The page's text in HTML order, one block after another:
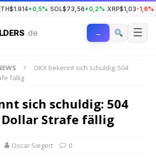
$1.914+0,5% SOL$73,56+0,2% XRP$1,03-1,6%
.de → ☰
OKX bekennt sich schuldig: 504
fällig
sich schuldig: 504
Strafe fällig
Oscar Siegert 0